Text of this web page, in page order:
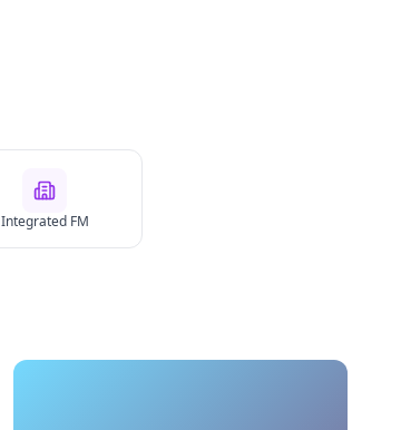
Integrated FM